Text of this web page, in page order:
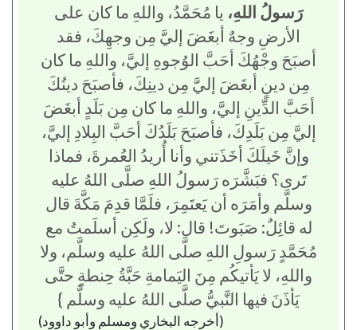
رَسولُ اللهِ، يا مُحَمَّدُ، واللهِ ما كان على
الأرضِ وجهٌ أبغَضَ إليَّ مِن وجهِكَ، فقد
أصبَحَ وجْهُكَ أحَبَّ الوُجوهِ إليَّ، واللهِ ما كان
مِن دينٍ أبغَضَ إليَّ مِن دينِكَ، فأصبَحَ دينُكَ
أحَبَّ الدِّينِ إليَّ، واللهِ ما كان مِن بَلَدٍ أبغَضَ
إليَّ مِن بَلَدِكَ، فأصبَحَ بَلَدُكَ أحَبَّ البِلادِ إليَّ،
وإنَّ خَيلَكَ أخَذَتني وأنا أُريدُ العُمرةَ، فماذا
تَرى؟ فبَشَّرَه رَسولُ اللهِ صلَّى اللهُ عليه
وسلَّم وأمَرَه أن يَعتَمِرَ، فلَمَّا قدِمَ مَكَّةَ قال
له قائِلٌ: صَبَوتَ! قال: لا، ولَكِن أسلَمتُ مع
مُحَمَّدٍ رَسولِ اللهِ صلَّى اللهُ عليه وسلَّم، ولا
واللهِ، لا يَأتيكُم مِنَ اليَمامةِ حَبَّةُ حِنطةٍ حتَّى
يَأذَنَ فيها النَّبيُّ صلَّى اللهُ عليه وسلَّم }
(أخرجه البخاري ومسلم وأبو داوود)